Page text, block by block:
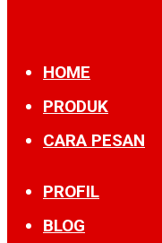
HOME
PRODUK
CARA PESAN
PROFIL
BLOG